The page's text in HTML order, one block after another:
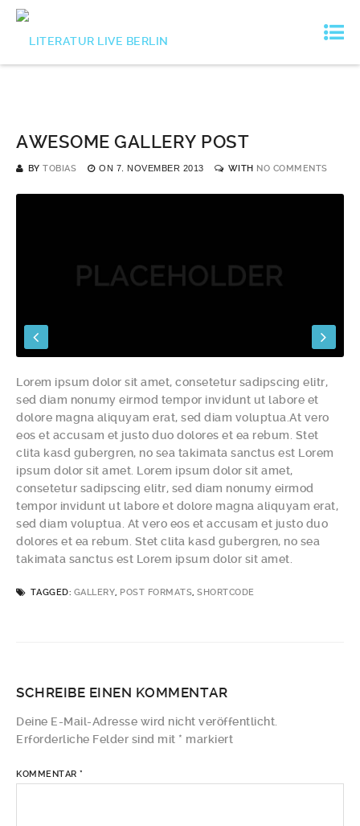
AWESOME GALLERY POST
BY TOBIAS ON 7. NOVEMBER 2013 WITH NO COMMENTS
Lorem ipsum dolor sit amet, consetetur sadipscing elitr,
sed diam nonumy eirmod tempor invidunt ut labore et
dolore magna aliquyam erat, sed diam voluptua.At vero
eos et accusam et justo duo dolores et ea rebum. Stet
clita kasd gubergren, no sea takimata sanctus est Lorem
ipsum dolor sit amet. Lorem ipsum dolor sit amet,
consetetur sadipscing elitr, sed diam nonumy eirmod
tempor invidunt ut labore et dolore magna aliquyam erat,
sed diam voluptua. At vero eos et accusam et justo duo
dolores et ea rebum. Stet clita kasd gubergren, no sea
takimata sanctus est Lorem ipsum dolor sit amet.
TAGGED: GALLERY, POST FORMATS, SHORTCODE
SCHREIBE EINEN KOMMENTAR
Deine E-Mail-Adresse wird nicht veröffentlicht.
Erforderliche Felder sind mit * markiert
KOMMENTAR *